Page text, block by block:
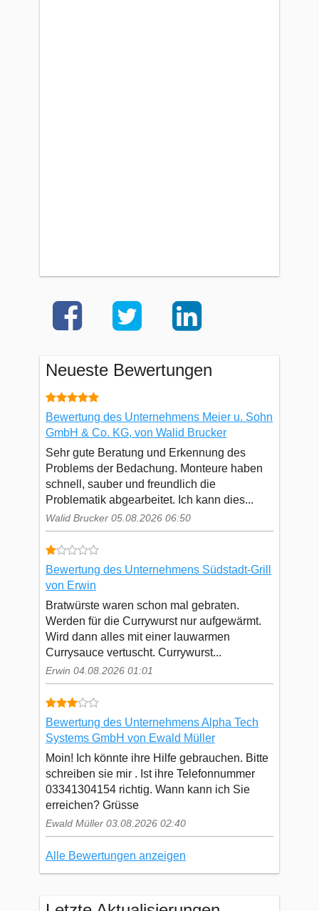
Neueste Bewertungen
Bewertung des Unternehmens Meier u. Sohn
GmbH & Co. KG, von Walid Brucker
Sehr gute Beratung und Erkennung des
Problems der Bedachung. Monteure haben
schnell, sauber und freundlich die
Problematik abgearbeitet. Ich kann dies...
Walid Brucker 05.08.2026 06:50
Bewertung des Unternehmens Südstadt-Grill
von Erwin
Bratwürste waren schon mal gebraten.
Werden für die Currywurst nur aufgewärmt.
Wird dann alles mit einer lauwarmen
Currysauce vertuscht. Currywurst...
Erwin 04.08.2026 01:01
Bewertung des Unternehmens Alpha Tech
Systems GmbH von Ewald Müller
Moin! Ich könnte ihre Hilfe gebrauchen. Bitte
schreiben sie mir . Ist ihre Telefonnummer
03341304154 richtig. Wann kann ich Sie
erreichen? Grüsse
Ewald Müller 03.08.2026 02:40
Alle Bewertungen anzeigen